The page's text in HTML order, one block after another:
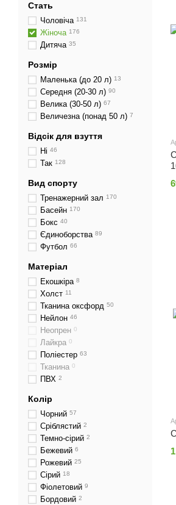
Стать
Чоловіча 131
Жіноча 176
Дитяча 35
Розмір
Маленька (до 20 л) 13
Середня (20-30 л) 90
Велика (30-50 л) 67
Величезна (понад 50 л) 7
Відсік для взуття
Ні 46
Так 128
Вид спорту
Тренажерний зал 170
Басейн 170
Бокс 40
Єдиноборства 89
Футбол 66
Матеріал
Екошкіра 8
Холст 11
Тканина оксфорд 50
Нейлон 46
Неопрен 0
Лайкра 0
Поліестер 63
Тканина 0
ПВХ 2
Колір
Чорний 57
Сріблястий 2
Темно-сірий 2
Бежевий 6
Рожевий 25
Сірий 18
Фіолетовий 9
Бордовий 2